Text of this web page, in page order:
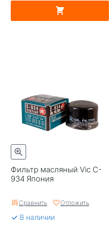
Фильтр масляный Vic C-
934 Япония
Сравнить Отложить
В наличии